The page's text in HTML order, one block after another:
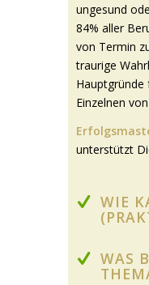
ungesund
84% aller
von Termin
traurige
Einzelnen
unterstützt
WIE
WAS